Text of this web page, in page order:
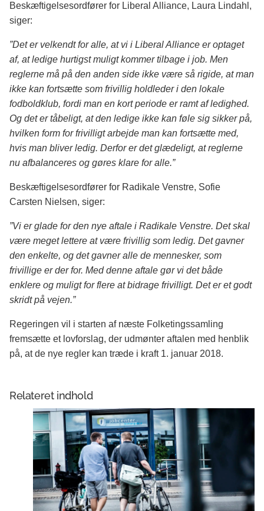
Beskæftigelsesordfører for Liberal Alliance, Laura Lindahl,
siger:
”Det er velkendt for alle, at vi i Liberal Alliance er optaget
af, at ledige hurtigst muligt kommer tilbage i job. Men
reglerne må på den anden side ikke være så rigide, at man
ikke kan fortsætte som frivillig holdleder i den lokale
fodboldklub, fordi man en kort periode er ramt af ledighed.
Og det er tåbeligt, at den ledige ikke kan føle sig sikker på,
hvilken form for frivilligt arbejde man kan fortsætte med,
hvis man bliver ledig. Derfor er det glædeligt, at reglerne
nu afbalanceres og gøres klare for alle.”
Beskæftigelsesordfører for Radikale Venstre, Sofie
Carsten Nielsen, siger:
”Vi er glade for den nye aftale i Radikale Venstre. Det skal
være meget lettere at være frivillig som ledig. Det gavner
den enkelte, og det gavner alle de mennesker, som
frivillige er der for. Med denne aftale gør vi det både
enklere og muligt for flere at bidrage frivilligt. Det er et godt
skridt på vejen.”
Regeringen vil i starten af næste Folketingssamling
fremsætte et lovforslag, der udmønter aftalen med henblik
på, at de nye regler kan træde i kraft 1. januar 2018.
Relateret indhold